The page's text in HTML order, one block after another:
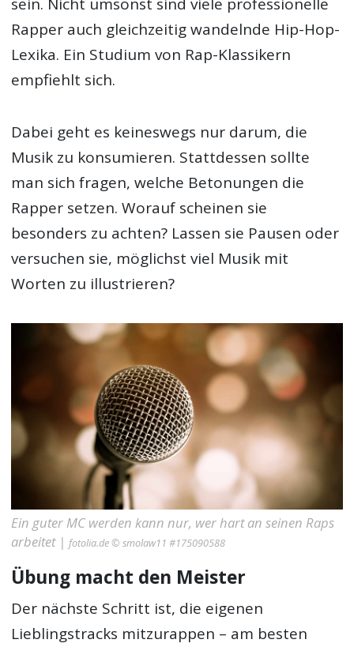
Rapper auch gleichzeitig wandelnde Hip-Hop-
Lexika. Ein Studium von Rap-Klassikern
empfiehlt sich.
Dabei geht es keineswegs nur darum, die
Musik zu konsumieren. Stattdessen sollte
man sich fragen, welche Betonungen die
Rapper setzen. Worauf scheinen sie
besonders zu achten? Lassen sie Pausen oder
versuchen sie, möglichst viel Musik mit
Worten zu illustrieren?
Ein guter MC werden kann nur, wer hart an seinen Raps
arbeitet |fotolia.de © smolaw11 #175090588
Übung macht den Meister
Der nächste Schritt ist, die eigenen
Lieblingstracks mitzurappen – am besten